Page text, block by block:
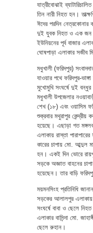
যাত্রীবোঝাই
তিন নারী নিহত হন।
ঈদের পরদিন নেত্রকোনার
দুই যুবক নিহত ও এক জন
ইউনিয়নের পূর্ব বাজার
ঘোষপাড়া এলাকার সজীব
মধুখালী (ফরিদপুর)
যাওয়ার পথে ফরিদপুর-
মুখোমুখি সংঘর্ষে দুই
মধুখালী উপজেলার
শেখ (১৮) এবং ওয়াসিম
শুক্রবার মথুরাপুর কেন্দ্রীয়
হয়েছে। এছাড়া গত
এলাকায় রাস্তা
কারের চাপায় মো. আব্দুল
হন। একই দিন ভোরে
সড়কে অজ্ঞাত বাহনের
হয়েছেন। তার বাড়ি
ময়মনসিংহ প্রতিনিধি
সড়কের আলালপুর এলাকায়
সংঘর্ষে বাবা ও ছেলে
এলাকার বাসিন্দা মো.
ছেলে রুহান।